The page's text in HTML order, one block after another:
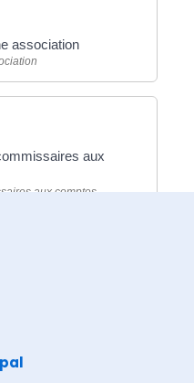
association
aux
aux comptes